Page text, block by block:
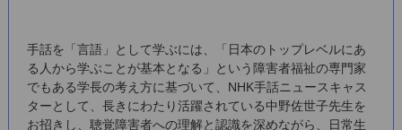
手話を「言語」として学ぶには、「日本のトップレベルにあ
る人から学ぶことが基本となる」という障害者福祉の専門家
でもある学長の考え方に基づいて、NHK手話ニュースキャス
ターとして、長きにわたり活躍されている中野佐世子先生を
お招きし、聴覚障害者への理解と認識を深めながら、日常生